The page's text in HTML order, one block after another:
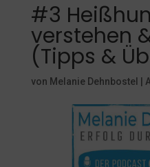
#3
verstehen
(Tipps &
von Melanie Dehnbostel